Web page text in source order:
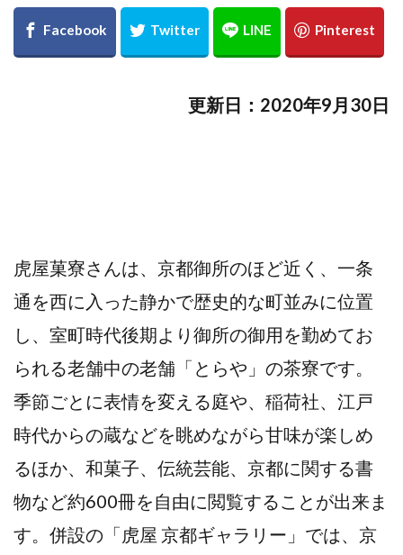
更新日：2020年9月30日
虎屋菓寮さんは、京都御所のほど近く、一条
通を西に入った静かで歴史的な町並みに位置
し、室町時代後期より御所の御用を勤めてお
られる老舗中の老舗「とらや」の茶寮です。
季節ごとに表情を変える庭や、稲荷社、江戸
時代からの蔵などを眺めながら甘味が楽しめ
るほか、和菓子、伝統芸能、京都に関する書
物など約600冊を自由に閲覧することが出来ま
す。併設の「虎屋 京都ギャラリー」では、京